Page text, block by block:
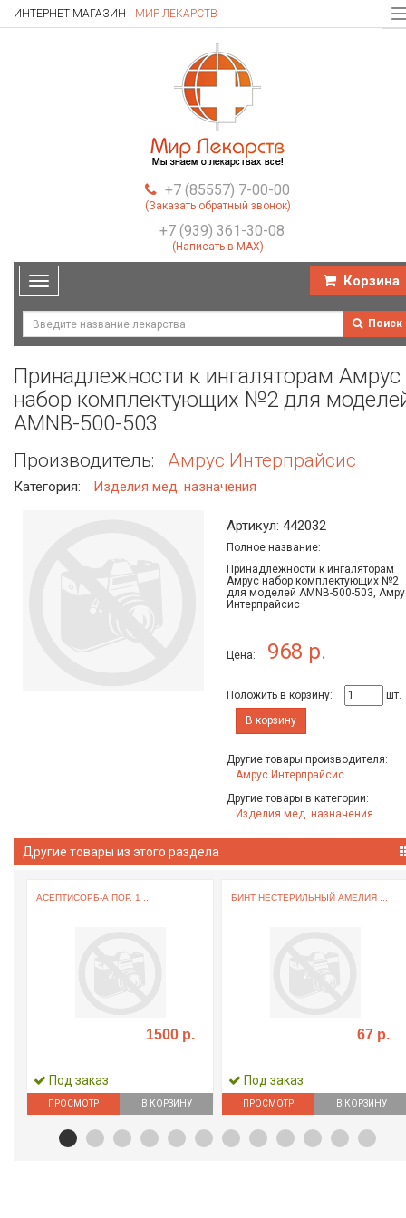
ИНТЕРНЕТ МАГАЗИН МИР ЛЕКАРСТВ
+7 (85557) 7-00-00
(Заказать обратный звонок)
+7 (939) 361-30-08
(Написать в MAX)
Toggle
navigation
Корзина
Поиск
Принадлежности к ингаляторам Амрус
набор комплектующих №2 для
AMNB-500-503
Производитель: Амрус Интерпрайсис
Категория: Изделия мед. назначения
Артикул: 442032
Полное название:
Принадлежности к ингаляторам
Амрус набор комплектующих №2
для моделей AMNB-500-503,
Интерпрайсис
Цена: 968 р.
Положить в корзину:
шт.
В корзину
Другие товары производителя:
Амрус Интерпрайсис
Другие товары в категории:
Изделия мед. назначения
Другие товары из этого раздела
АСЕПТИСОРБ-А ПОР. 1 ...
1500 р.
Под заказ
ПРОСМОТР В КОРЗИНУ
БИНТ НЕСТЕРИЛЬНЫЙ АМЕЛИЯ ...
67 р.
Под заказ
ПРОСМОТР В КОРЗИНУ